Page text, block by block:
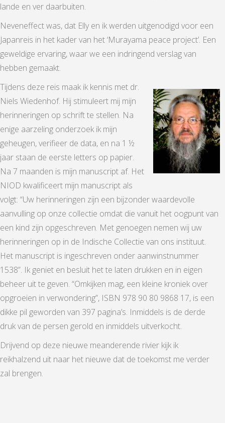
lande en ver daarbuiten.
Neveneffect was, dat Elly en ik werden uitgenodigd voor een
Japanreis in het kader van het ‘Murayama peace project’. Een
geweldige ervaring, waar we een indringend verslag van
hebben gemaakt.
Tijdens deze reis maak ik kennis met dr.
Niels Wiedenhof. Hij stimuleert mij mijn
herinneringen op schrift te stellen. Na
enige aarzeling onderzoek ik mijn
geheugen, verifieer de data, en na 1 ½
jaar staan de eerste letters op papier.
Na 7 maanden is mijn manuscript af. Het
NIOD kwalificeert mijn manuscript als
volgt: “Uw herinneringen zijn een bijzonder waardevolle
aanvulling op onze collectie omdat die vanuit het oogpunt van
een kind zijn opgeschreven. Met genoegen nemen wij uw
herinneringen op in de Indische Collectie van ons instituut.
Het manuscript is ingeschreven onder aanwinstnummer
1538”. Ik geniet en besluit het te laten drukken en in eigen
beheer uit te geven. “Omkijken mag, een kleine kroniek over
opgroeien in verwondering”, ISBN 978 90 80 9868 17, is een
dikke pil geworden van 397 pagina’s. Inmiddels is de derde
druk van de persen gerold en inmiddels uitverkocht.
Drijvend op deze nieuwe meanderende rivier kijk ik
reikhalzend uit naar het nieuwe dat de toekomst me verder
zal brengen.